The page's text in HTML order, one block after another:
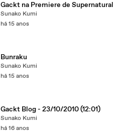
Gackt na Premiere de Supernatural
Sunako Kumi
há 15 anos
Bunraku
Sunako Kumi
há 15 anos
Gackt Blog - 23/10/2010 (12:01)
Sunako Kumi
há 16 anos